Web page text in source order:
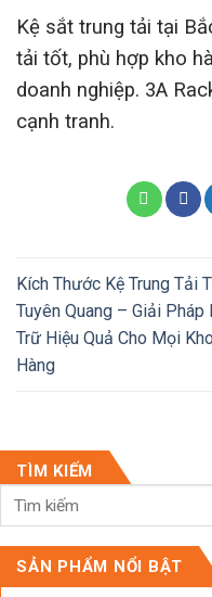
Kệ sắt trung tải tại
tải tốt, phù hợp kho
doanh nghiệp. 3A
cạnh tranh.
Kích Thước Kệ Trung Tải
Tuyên Quang – Giải Pháp
Trữ Hiệu Quả Cho Mọi Kho
Hàng
TÌM KIẾM
SẢN PHẨM NỔI BẬT